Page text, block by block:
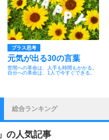
プラス思考
元気が出る30の言葉
世間への革命は、人手も時間もかかる。
自分への革命は、1人で今すぐできる。
総合ランキング
」の人気記事